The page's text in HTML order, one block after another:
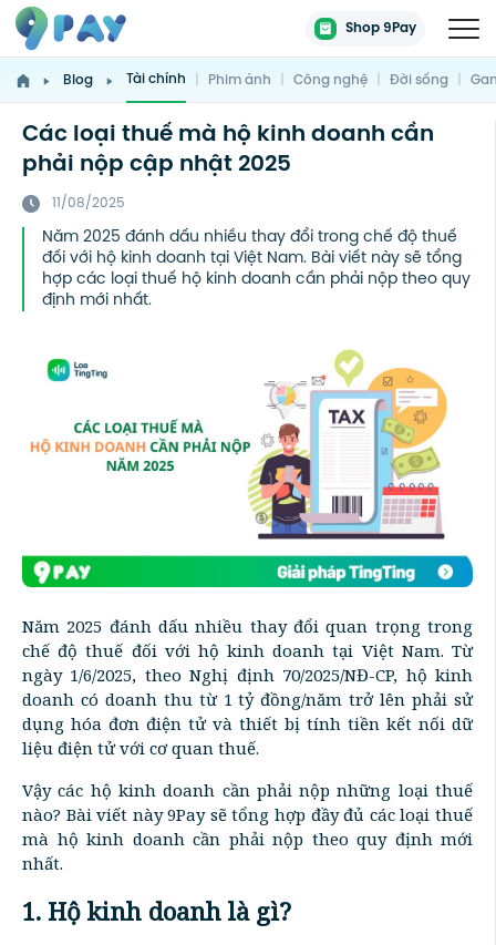
Shop 9Pay
Blog Tài chính | Phim ảnh | Công nghệ | Đời sống |
Các loại thuế mà hộ kinh doanh cần
phải nộp cập nhật 2025
11/08/2025
Năm 2025 đánh dấu nhiều thay đổi trong chế độ thuế
đối với hộ kinh doanh tại Việt Nam. Bài viết này sẽ tổng
hợp các loại thuế hộ kinh doanh cần phải nộp theo quy
định mới nhất.
Năm 2025 đánh dấu nhiều thay đổi quan trọng trong
chế độ thuế đối với hộ kinh doanh tại Việt Nam. Từ
ngày 1/6/2025, theo Nghị định 70/2025/NĐ-CP, hộ kinh
doanh có doanh thu từ 1 tỷ đồng/năm trở lên phải sử
dụng hóa đơn điện tử và thiết bị tính tiền kết nối dữ
liệu điện tử với cơ quan thuế.
Vậy các hộ kinh doanh cần phải nộp những loại thuế
nào? Bài viết này 9Pay sẽ tổng hợp đầy đủ các loại thuế
mà hộ kinh doanh cần phải nộp theo quy định mới
nhất.
1. Hộ kinh doanh là gì?